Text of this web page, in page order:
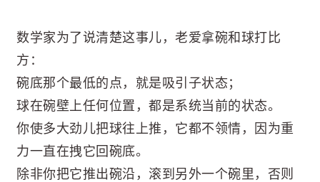
数学家为了说清楚这事儿，老爱拿碗和球打比
方：
碗底那个最低的点，就是吸引子状态；
球在碗壁上任何位置，都是系统当前的状态。
你使多大劲儿把球往上推，它都不领情，因为重
力一直在拽它回碗底。
除非你把它推出碗沿，滚到另外一个碗里，否则